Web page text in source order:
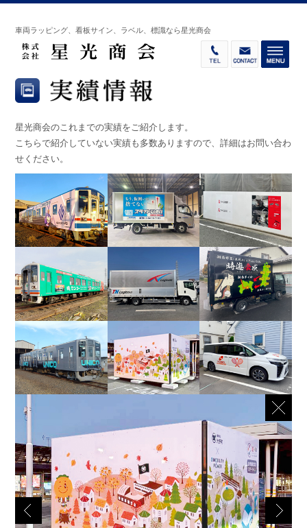
車両ラッピング、看板サイン、ラベル、標識なら星光商会
星光商会のこれまでの実績をご紹介します。
こちらで紹介していない実績も多数ありますので、詳細はお問い合わ
せください。